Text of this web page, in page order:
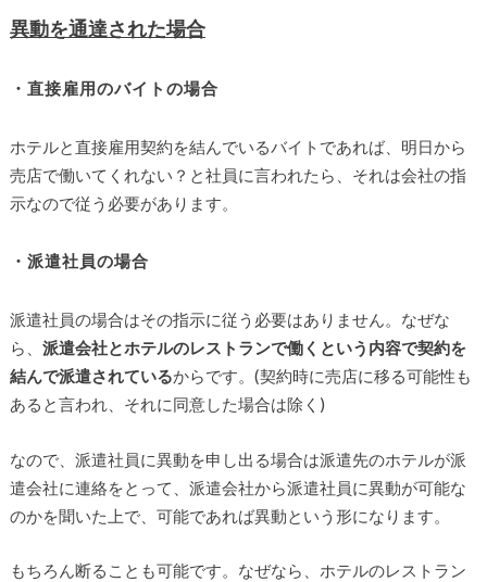
異動を通達された場合
・直接雇用のバイトの場合
ホテルと直接雇用契約を結んでいるバイトであれば、明日から
売店で働いてくれない？と社員に言われたら、それは会社の指
示なので従う必要があります。
・派遣社員の場合
派遣社員の場合はその指示に従う必要はありません。なぜな
ら、 派遣会社とホテルのレストランで働くという内容で契約を
結んで派遣されているからです。(契約時に売店に移る可能性も
あると言われ、それに同意した場合は除く)
なので、派遣社員に異動を申し出る場合は派遣先のホテルが派
遣会社に連絡をとって、派遣会社から派遣社員に異動が可能な
のかを聞いた上で、可能であれば異動という形になります。
もちろん断ることも可能です。なぜなら、ホテルのレストラン